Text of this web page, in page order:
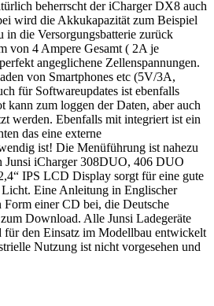
beherrscht der iCharger DX8 auch
wird die Akkukapazität zum Beispiel
die Versorgungsbatterie zurück
von 4 Ampere Gesamt ( 2A je
angeglichene Zellenspannungen.
von Smartphones etc (5V/3A,
für Softwareupdates ist ebenfalls
zum loggen der Daten, aber auch
werden. Ebenfalls mit integriert ist ein
das eine externe
ist! Die Menüführung ist nahezu
Junsi iCharger 308DUO, 406 DUO
IPS LCD Display sorgt für eine gute
Eine Anleitung in Englischer
Form einer CD bei, die Deutsche
Download. Alle Junsi Ladegeräte
den Einsatz im Modellbau entwickelt
Nutzung ist nicht vorgesehen und